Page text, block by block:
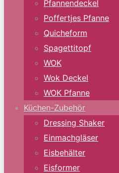
Pfannendeckel
Poffertjes Pfanne
Quicheform
Spagettitopf
WOK
Wok Deckel
WOK Pfanne
Küchen-Zubehör
Dressing Shaker
Einmachgläser
Eisbehälter
Eisformer